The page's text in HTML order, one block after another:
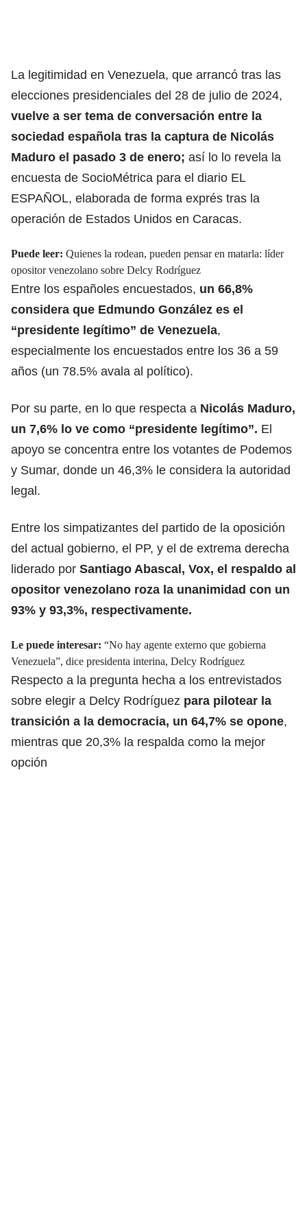
La legitimidad en Venezuela, que arrancó tras las
elecciones presidenciales del 28 de julio de 2024,
vuelve a ser tema de conversación entre la
sociedad española tras la captura de Nicolás
Maduro el pasado 3 de enero; así lo lo revela la
encuesta de SocioMétrica para el diario EL
ESPAÑOL, elaborada de forma exprés tras la
operación de Estados Unidos en Caracas.
Puede leer: Quienes la rodean, pueden pensar en matarla: líder
opositor venezolano sobre Delcy Rodríguez
Entre los españoles encuestados, un 66,8%
considera que Edmundo González es el
“presidente legítimo” de Venezuela,
especialmente los encuestados entre los 36 a 59
años (un 78.5% avala al político).
Por su parte, en lo que respecta a Nicolás Maduro,
un 7,6% lo ve como “presidente legítimo”. El
apoyo se concentra entre los votantes de Podemos
y Sumar, donde un 46,3% le considera la autoridad
legal.
Entre los simpatizantes del partido de la oposición
del actual gobierno, el PP, y el de extrema derecha
liderado por Santiago Abascal, Vox, el respaldo al
opositor venezolano roza la unanimidad con un
93% y 93,3%, respectivamente.
Le puede interesar: “No hay agente externo que gobierna
Venezuela”, dice presidenta interina, Delcy Rodríguez
Respecto a la pregunta hecha a los entrevistados
sobre elegir a Delcy Rodríguez para pilotear la
transición a la democracia, un 64,7% se opone,
mientras que 20,3% la respalda como la mejor
opción